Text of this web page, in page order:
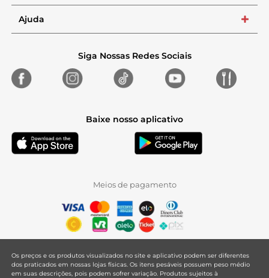
Ajuda +
Siga Nossas Redes Sociais
Baixe nosso aplicativo
Meios de pagamento
Os preços e os produtos visualizados no site e aplicativo podem ser diferentes
dos praticados em nossas lojas físicas. Os itens pesáveis possuem peso médio
em suas descrições, pois podem sofrer variação. Produtos sujeitos à